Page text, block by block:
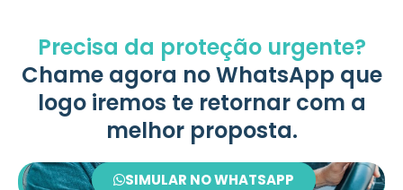
Precisa da proteção urgente?
Chame agora no WhatsApp que
logo iremos te retornar com a
melhor proposta.
SIMULAR NO WHATSAPP